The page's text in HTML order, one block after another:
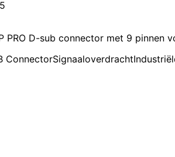
PRO D-sub connector met 9
ConnectorSignaaloverdracht